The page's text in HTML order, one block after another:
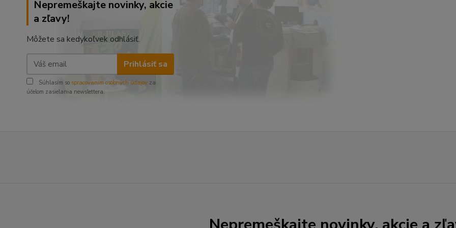
Nepremeškajte novinky, akcie
a zľavy!
Môžete sa kedykoľvek odhlásiť.
Prihlásiť sa
Súhlasím so spracovaním osobných údajov za
účelom zasielania newslettera.